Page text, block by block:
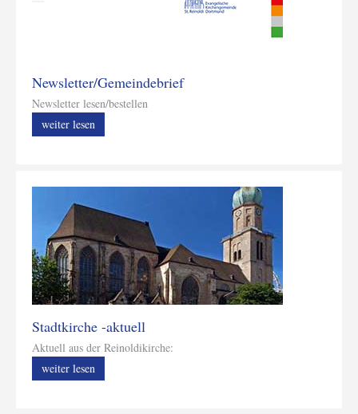
Newsletter/Gemeindebrief
Newsletter lesen/bestellen
weiter lesen
Stadtkirche -aktuell
Aktuell aus der Reinoldikirche:
weiter lesen